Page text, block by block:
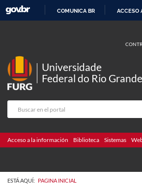
CONTENIDO
COMUNICA BR ACCESO
Universidade
Federal do Rio Grande
Acceso a la información Biblioteca Sistemas
ESTÁ AQUÍ: PAGINA INICIAL